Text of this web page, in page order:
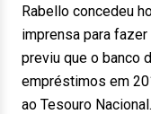
Rabello concedeu
imprensa para
previu que o banco
empréstimos em
ao Tesouro Nacional.